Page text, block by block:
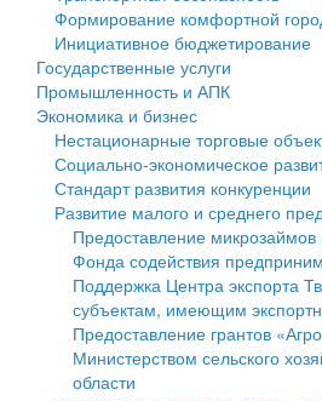
Государственные услуги
Промышленность и АПК
Экономика и бизнес
Символика
Устав
Гостям округа
Туризм
Культура
Образование
Здравоохранение
Социальная защита
муниципального округа Тверской
Администрация Кашинского
Тверской области
Управление сельскими
Открытые данные
Работа с обращениями граждан
Муниципальный контроль
Муниципальные услуги
Финансовое управление
Бюджет для граждан
Имущество
Выявление правообладателей
объектов недвижимости
Имущественная поддержка
среднего предпринимательства
Информационная поддержка
Формирование комфортной
Инициативное бюджетирование
Государственные услуги
Промышленность и АПК
Экономика и бизнес
Нестационарные торговые
Социально-экономическое
Стандарт развития конкуренции
Развитие малого и среднего
Предоставление микрозаймов
Фонда содействия
Поддержка Центра экспорта
субъектам, имеющим
Предоставление грантов
Министерством сельского
области